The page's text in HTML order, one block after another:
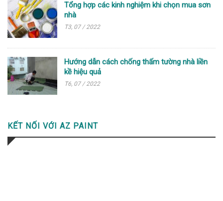
Tổng hợp các kinh nghiệm khi chọn mua sơn
nhà
T3, 07 / 2022
Hướng dẫn cách chống thấm tường nhà liền
kề hiệu quả
T6, 07 / 2022
KẾT NỐI VỚI AZ PAINT